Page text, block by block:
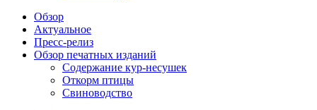
Обзор
Актуальное
Пресс-релиз
Обзор печатных изданий
Содержание кур-несушек
Откорм птицы
Свиноводство